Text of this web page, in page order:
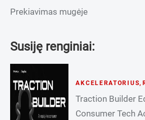
Prekiavimas mugėje
Susiję renginiai:
AKCELERATORIUS,
Traction Builder
Consumer Tech